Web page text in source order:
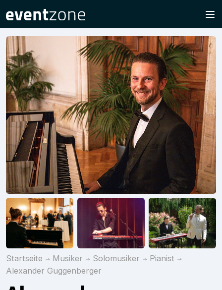
Startseite Musiker Solomusiker
Pianist
Alexander Guggenberger